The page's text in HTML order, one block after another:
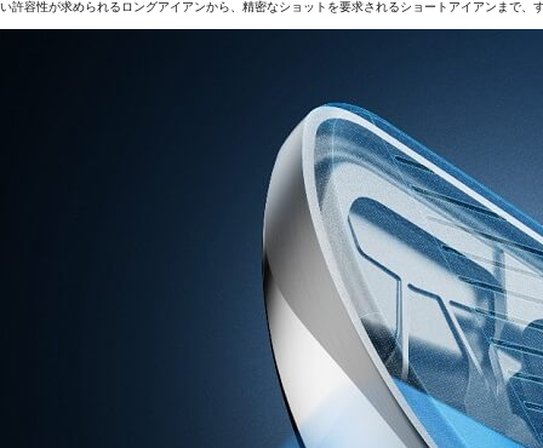
い許容性が求められるロングアイアンから、精密なショットを要求されるショートアイアンまで、